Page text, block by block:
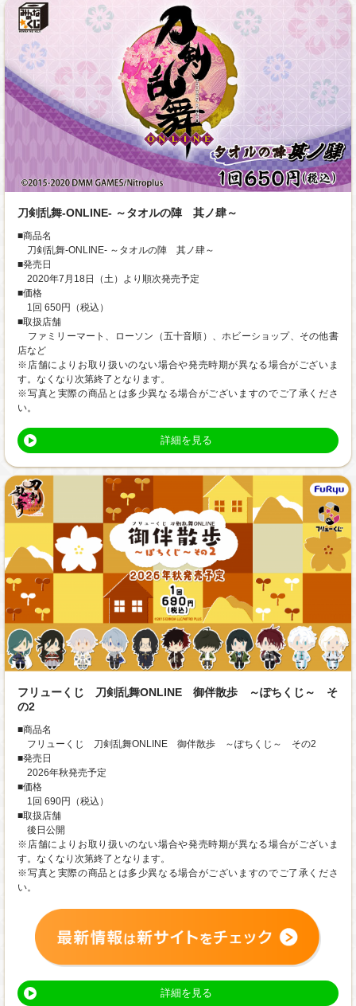
刀剣乱舞-ONLINE- ～タオルの陣 其ノ肆～
■商品名
刀剣乱舞-ONLINE- ～タオルの陣 其ノ肆～
■発売日
2020年7月18日（土）より順次発売予定
■価格
1回 650円（税込）
■取扱店舗
ファミリーマート、ローソン（五十音順）、ホビーショップ、その他書
店など
※店舗によりお取り扱いのない場合や発売時期が異なる場合がございま
す。なくなり次第終了となります。
※写真と実際の商品とは多少異なる場合がございますのでご了承くださ
い。
詳細を見る
フリューくじ 刀剣乱舞ONLINE 御伴散歩 ～ぽちくじ～ そ
の2
■商品名
フリューくじ 刀剣乱舞ONLINE 御伴散歩 ～ぽちくじ～ その2
■発売日
2026年秋発売予定
■価格
1回 690円（税込）
■取扱店舗
後日公開
※店舗によりお取り扱いのない場合や発売時期が異なる場合がございま
す。なくなり次第終了となります。
※写真と実際の商品とは多少異なる場合がございますのでご了承くださ
い。
詳細を見る